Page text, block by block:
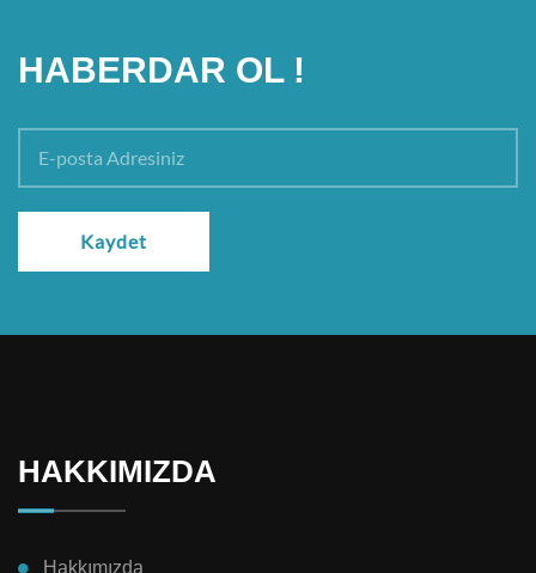
HABERDAR OL !
Kaydet
HAKKIMIZDA
Hakkımızda